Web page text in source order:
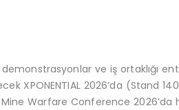
demonstrasyonlar ve iş ortaklığı
XPONENTIAL 2026’da (Stand
Warfare Conference